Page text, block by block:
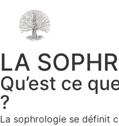
LA
Qu’est ce
?
La sophrologie se définit